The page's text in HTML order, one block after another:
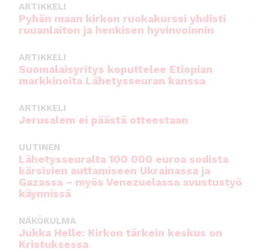
ARTIKKELI
Pyhän maan kirkon ruokakurssi yhdisti
ruuanlaiton ja henkisen hyvinvoinnin
ARTIKKELI
Suomalaisyritys koputtelee Etiopian
markkinoita Lähetysseuran kanssa
ARTIKKELI
Jerusalem ei päästä otteestaan
UUTINEN
Lähetysseuralta 100 000 euroa sodista
kärsivien auttamiseen Ukrainassa ja
Gazassa – myös Venezuelassa avustustyö
käynnissä
NÄKÖKULMA
Jukka Helle: Kirkon tärkein keskus on
Kristuksessa